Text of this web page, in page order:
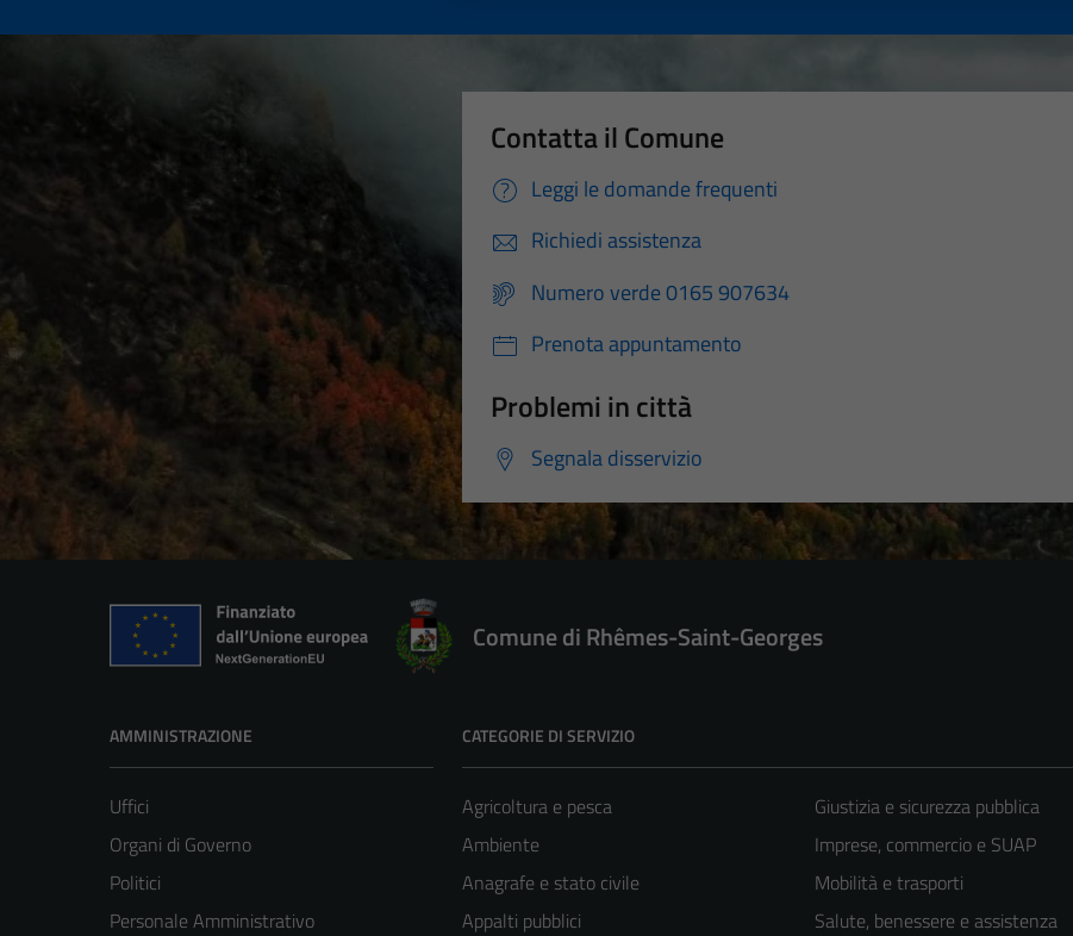
Contatta il Comune
Leggi le domande frequenti
Richiedi assistenza
Numero verde 0165 907634
Prenota appuntamento
Problemi in città
Segnala disservizio
Comune di Rhêmes-Saint-Georges
AMMINISTRAZIONE
Uffici
Organi di Governo
Politici
Personale Amministrativo
CATEGORIE DI SERVIZIO
Agricoltura e pesca
Ambiente
Anagrafe e stato civile
Appalti pubblici
Giustizia e sicurezza pubblica
Imprese, commercio e SUAP
Mobilità e trasporti
Salute, benessere e assistenza